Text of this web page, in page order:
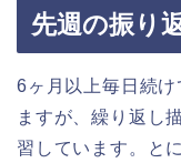
先週の振り
6ヶ月以上毎日続
ますが、繰り返し
習しています。と